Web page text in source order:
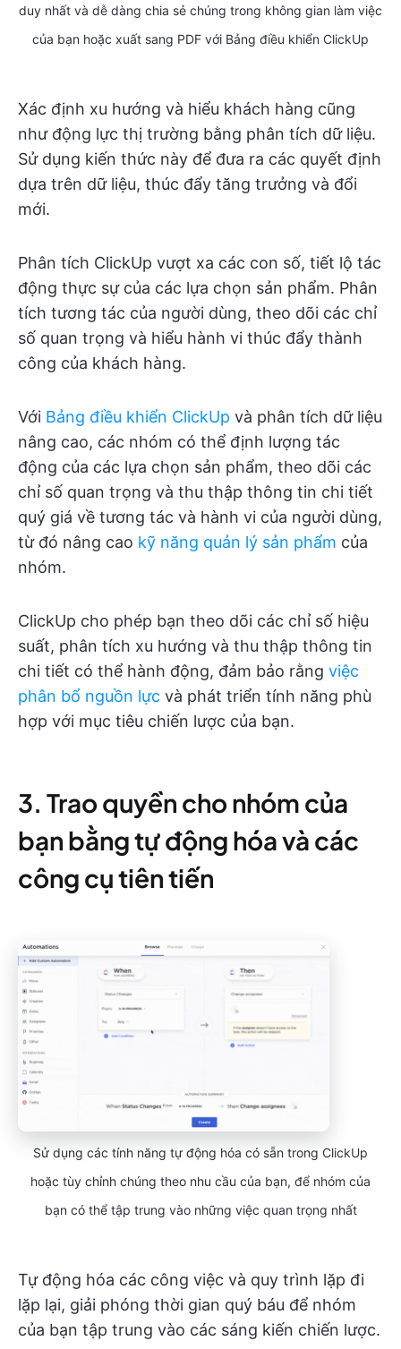
duy nhất và dễ dàng chia sẻ chúng trong không gian làm việc
của bạn hoặc xuất sang PDF với Bảng điều khiển ClickUp
Xác định xu hướng và hiểu khách hàng cũng
như động lực thị trường bằng phân tích dữ liệu.
Sử dụng kiến thức này để đưa ra các quyết định
dựa trên dữ liệu, thúc đẩy tăng trưởng và đổi
mới.
Phân tích ClickUp vượt xa các con số, tiết lộ tác
động thực sự của các lựa chọn sản phẩm. Phân
tích tương tác của người dùng, theo dõi các chỉ
số quan trọng và hiểu hành vi thúc đẩy thành
công của khách hàng.
Với Bảng điều khiển ClickUp và phân tích dữ liệu
nâng cao, các nhóm có thể định lượng tác
động của các lựa chọn sản phẩm, theo dõi các
chỉ số quan trọng và thu thập thông tin chi tiết
quý giá về tương tác và hành vi của người dùng,
từ đó nâng cao kỹ năng quản lý sản phẩm của
nhóm.
ClickUp cho phép bạn theo dõi các chỉ số hiệu
suất, phân tích xu hướng và thu thập thông tin
chi tiết có thể hành động, đảm bảo rằng việc
phân bổ nguồn lực và phát triển tính năng phù
hợp với mục tiêu chiến lược của bạn.
3. Trao quyền cho nhóm của
bạn bằng tự động hóa và các
công cụ tiên tiến
Sử dụng các tính năng tự động hóa có sẵn trong ClickUp
hoặc tùy chỉnh chúng theo nhu cầu của bạn, để nhóm của
bạn có thể tập trung vào những việc quan trọng nhất
Tự động hóa các công việc và quy trình lặp đi
lặp lại, giải phóng thời gian quý báu để nhóm
của bạn tập trung vào các sáng kiến chiến lược.